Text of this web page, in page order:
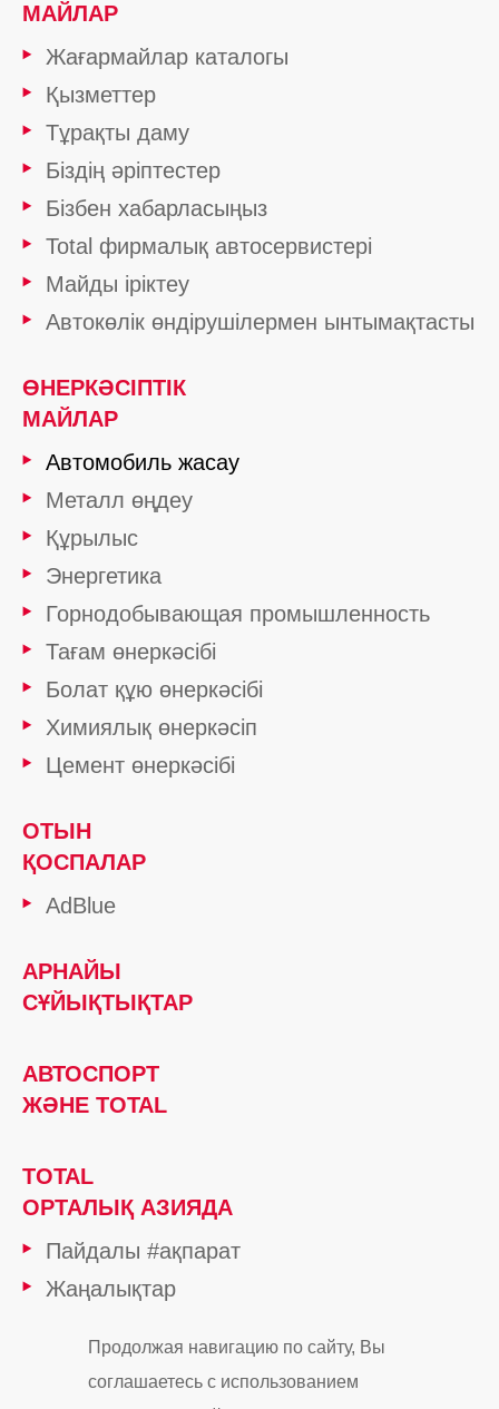
МАЙЛАР
Жағармайлар каталогы
Қызметтер
Тұрақты даму
Біздің әріптестер
Бізбен хабарласыңыз
Total фирмалық автосервистері
Майды іріктеу
Автокөлік өндірушілермен ынтымақтасты
ӨНЕРКӘСІПТІК
МАЙЛАР
Автомобиль жасау
Металл өңдеу
Құрылыс
Энергетика
Горнодобывающая промышленность
Тағам өнеркәсібі
Болат құю өнеркәсібі
Химиялық өнеркәсіп
Цемент өнеркәсібі
ОТЫН
ҚОСПАЛАР
AdBlue
АРНАЙЫ
СҰЙЫҚТЫҚТАР
АВТОСПОРТ
ЖӘНЕ TOTAL
TOTAL
ОРТАЛЫҚ АЗИЯДА
Пайдалы #ақпарат
Жаңалықтар
Майлау материалы: TOTAL қағидаттары
Продолжая навигацию по сайту, Вы
соглашаетесь с использованием